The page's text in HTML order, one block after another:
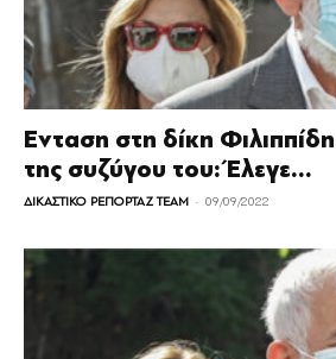
Ενταση στη δίκη
της συζύγου του: Έλεγε...
ΔΙΚΑΣΤΙΚΟ ΡΕΠΟΡΤΑΖ TEAM - 09/09/2022